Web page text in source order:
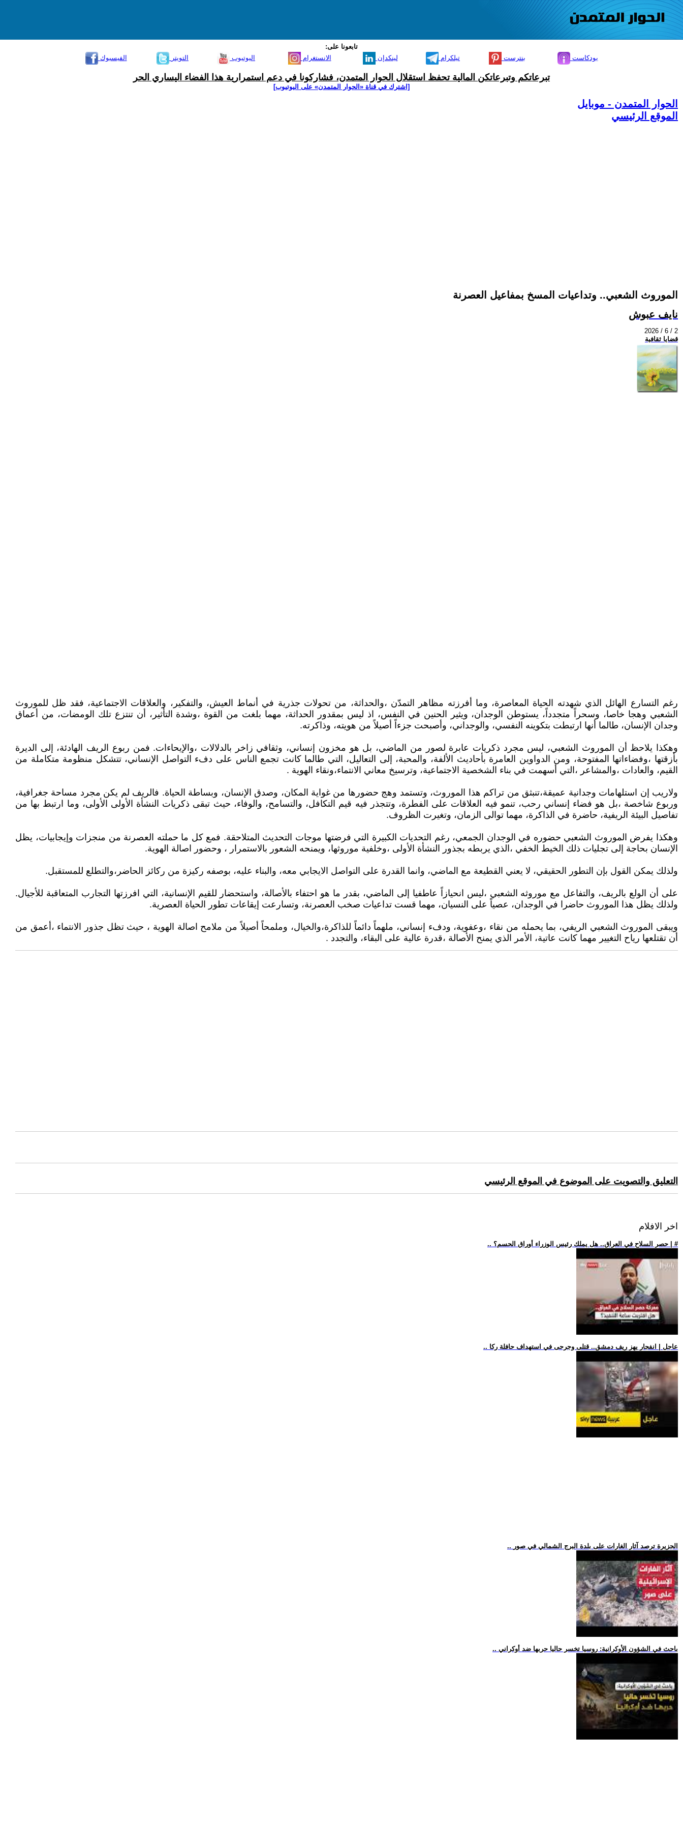
تابعونا على:
الفيسبوك
التويتر اليوتيوب الانستغرام لينكدإن تيلكرام بنترست بودكاست
تبرعاتكم وتبرعاتكن المالية تحفظ استقلال الحوار المتمدن، فشاركونا في دعم استمرارية هذا الفضاء اليساري الحر
[اشترك في قناة ‫«الحوار المتمدن» على اليوتيوب]
الحوار المتمدن - موبايل
الموقع الرئيسي
الموروث الشعبي.. وتداعيات المسخ بمفاعيل العصرنة
نايف عبوش
2026 / 6 / 2
قضايا ثقافية
رغم التسارع الهائل الذي شهدته الحياة المعاصرة، وما أفرزته مظاهر التمدّن ،والحداثة، من تحولات جذرية في أنماط العيش، والتفكير، والعلاقات الاجتماعية، فقد ظل للموروث
الشعبي وهجا خاصا، وسحراً متجدداً، يستوطن الوجدان، ويثير الحنين في النفس، اذ ليس بمقدور الحداثة، مهما بلغت من القوة ،وشدة التأثير، أن تنتزع تلك الومضات، من أعماق
وجدان الإنسان، طالما أنها ارتبطت بتكوينه النفسي، والوجداني، وأصبحت جزءاً أصيلاً من هويته، وذاكرته.
وهكذا يلاحظ أن الموروث الشعبي، ليس مجرد ذكريات عابرة لصور من الماضي، بل هو مخزون إنساني، وثقافي زاخر بالدلالات ،والإيحاءات. فمن ربوع الريف الهادئة، إلى الديرة
بأزقتها ،وفضاءاتها المفتوحة، ومن الدواوين العامرة بأحاديث الألفة، والمحبة، إلى التعاليل، التي طالما كانت تجمع الناس على دفء التواصل الإنساني، تتشكل منظومة متكاملة من
القيم، والعادات ،والمشاعر ،التي أسهمت في بناء الشخصية الاجتماعية، وترسيخ معاني الانتماء،ونقاء الهوية .
ولاريب إن استلهامات وجدانية عميقة،تنبثق من تراكم هذا الموروث، وتستمد وهج حضورها من غواية المكان، وصدق الإنسان، وبساطة الحياة. فالريف لم يكن مجرد مساحة جغرافية،
وربوع شاخصة ،بل هو فضاء إنساني رحب، تنمو فيه العلاقات على الفطرة، وتتجذر فيه قيم التكافل، والتسامح، والوفاء، حيث تبقى ذكريات النشأة الأولى الأولى، وما ارتبط بها من
تفاصيل البيئة الريفية، حاضرة في الذاكرة، مهما توالى الزمان، وتغيرت الظروف.
وهكذا يفرض الموروث الشعبي حضوره في الوجدان الجمعي، رغم التحديات الكبيرة التي فرضتها موجات التحديث المتلاحقة. فمع كل ما حملته العصرنة من منجزات وإيجابيات، يظل
الإنسان بحاجة إلى تجليات ذلك الخيط الخفي ،الذي يربطه بجذور النشأة الأولى ،وخلفية موروثها، ويمنحه الشعور بالاستمرار ، وحضور اصالة الهوية.
ولذلك يمكن القول بإن التطور الحقيقي، لا يعني القطيعة مع الماضي، وانما القدرة على التواصل الايجابي معه، والبناء عليه، بوصفه ركيزة من ركائز الحاضر،والتطلع للمستقبل.
على أن الولع بالريف، والتفاعل مع موروثه الشعبي ،ليس انحيازاً عاطفيا إلى الماضي، بقدر ما هو احتفاء بالأصالة، واستحضار للقيم الإنسانية، التي افرزتها التجارب المتعاقبة للأجيال.
ولذلك يظل هذا الموروث حاضرا في الوجدان، عصياً على النسيان، مهما قست تداعيات صخب العصرنة، وتسارعت إيقاعات تطور الحياة العصرية.
ويبقى الموروث الشعبي الريفي، بما يحمله من نقاء ،وعفوية، ودفء إنساني، ملهماً دائماً للذاكرة،والخيال، وملمحاً أصيلاً من ملامح اصالة الهوية ، حيث تظل جذور الانتماء ،أعمق من
أن تقتلعها رياح التغيير مهما كانت عاتية، الأمر الذي يمنح الأصالة ،قدرة عالية على البقاء، والتجدد .
التعليق والتصويت على الموضوع في الموقع الرئيسي
اخر الافلام
.. حصر السلاح في العراق.. هل يملك رئيس الوزراء أوراق الحسم؟ | #
.. عاجل | انفجار يهز ريف دمشق.. قتلى وجرحى في استهداف حافلة ركا
.. الجزيرة ترصد آثار الغارات على بلدة البرج الشمالي في صور
.. باحث في الشؤون الأوكرانية: روسيا تخسر حاليا حربها ضد أوكراني